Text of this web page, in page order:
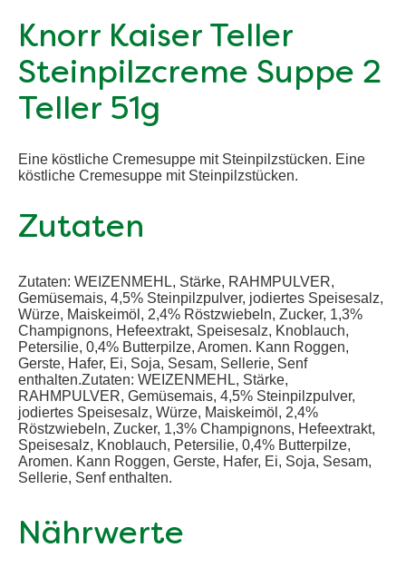
Knorr Kaiser Teller
Steinpilzcreme Suppe 2
Teller 51g
Eine köstliche Cremesuppe mit Steinpilzstücken. Eine
köstliche Cremesuppe mit Steinpilzstücken.
Zutaten
Zutaten: WEIZENMEHL, Stärke, RAHMPULVER,
Gemüsemais, 4,5% Steinpilzpulver, jodiertes Speisesalz,
Würze, Maiskeimöl, 2,4% Röstzwiebeln, Zucker, 1,3%
Champignons, Hefeextrakt, Speisesalz, Knoblauch,
Petersilie, 0,4% Butterpilze, Aromen. Kann Roggen,
Gerste, Hafer, Ei, Soja, Sesam, Sellerie, Senf
enthalten.Zutaten: WEIZENMEHL, Stärke,
RAHMPULVER, Gemüsemais, 4,5% Steinpilzpulver,
jodiertes Speisesalz, Würze, Maiskeimöl, 2,4%
Röstzwiebeln, Zucker, 1,3% Champignons, Hefeextrakt,
Speisesalz, Knoblauch, Petersilie, 0,4% Butterpilze,
Aromen. Kann Roggen, Gerste, Hafer, Ei, Soja, Sesam,
Sellerie, Senf enthalten.
Nährwerte